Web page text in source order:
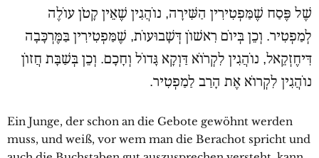
שֶׁל פֶּסַח שֶׁמַּפְטִירִין הַשִּׁירָה, נוֹהֲגִין שֶׁאֵין קָטֹן עוֹלֶה
לְמַפְטִיר. וְכֵן בְּיוֹם רִאשׁוֹן דְּשָׁבוּעוֹת, שֶׁמַּפְטִירִין בַּמֶּרְכָּבָה
דִּיחֶזְקֵאל, נוֹהֲגִין לִקְרֹוֹא דַּוְקָא גָּדוֹל וְחָכָם. וְכֵן בְּשַׁבָּת חֲזוֹן
נוֹהֲגִין לִקְרוֹא אֶת הָרַב לַמַפְטִיר.
Ein Junge, der schon an die Gebote gewöhnt werden
muss, und weiß, vor wem man die Berachot spricht und